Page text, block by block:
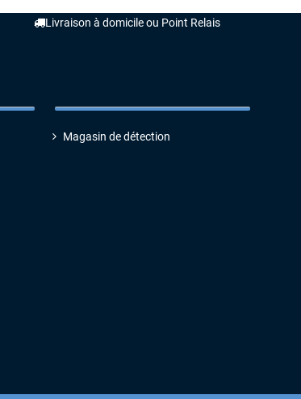
Livraison à domicile ou Point Relais
Magasin de détection